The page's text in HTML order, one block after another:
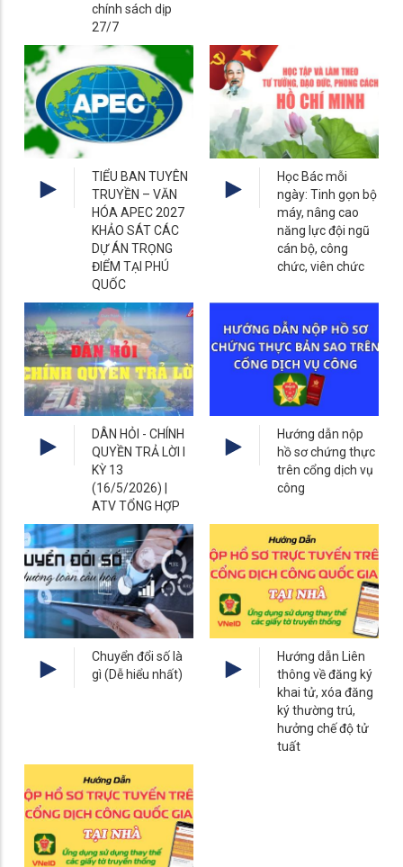
chính sách dịp
27/7
TIỂU BAN TUYÊN
TRUYỀN – VĂN
HÓA APEC 2027
KHẢO SÁT CÁC
DỰ ÁN TRỌNG
ĐIỂM TẠI PHÚ
QUỐC
Học Bác mỗi
ngày: Tinh gọn bộ
máy, nâng cao
năng lực đội ngũ
cán bộ, công
chức, viên chức
DÂN HỎI - CHÍNH
QUYỀN TRẢ LỜI I
KỲ 13
(16/5/2026) |
ATV TỔNG HỢP
Hướng dẫn nộp
hồ sơ chứng thực
trên cổng dịch vụ
công
Chuyển đổi số là
gì (Dễ hiểu nhất)
Hướng dẫn Liên
thông về đăng ký
khai tử, xóa đăng
ký thường trú,
hưởng chế độ tử
tuất